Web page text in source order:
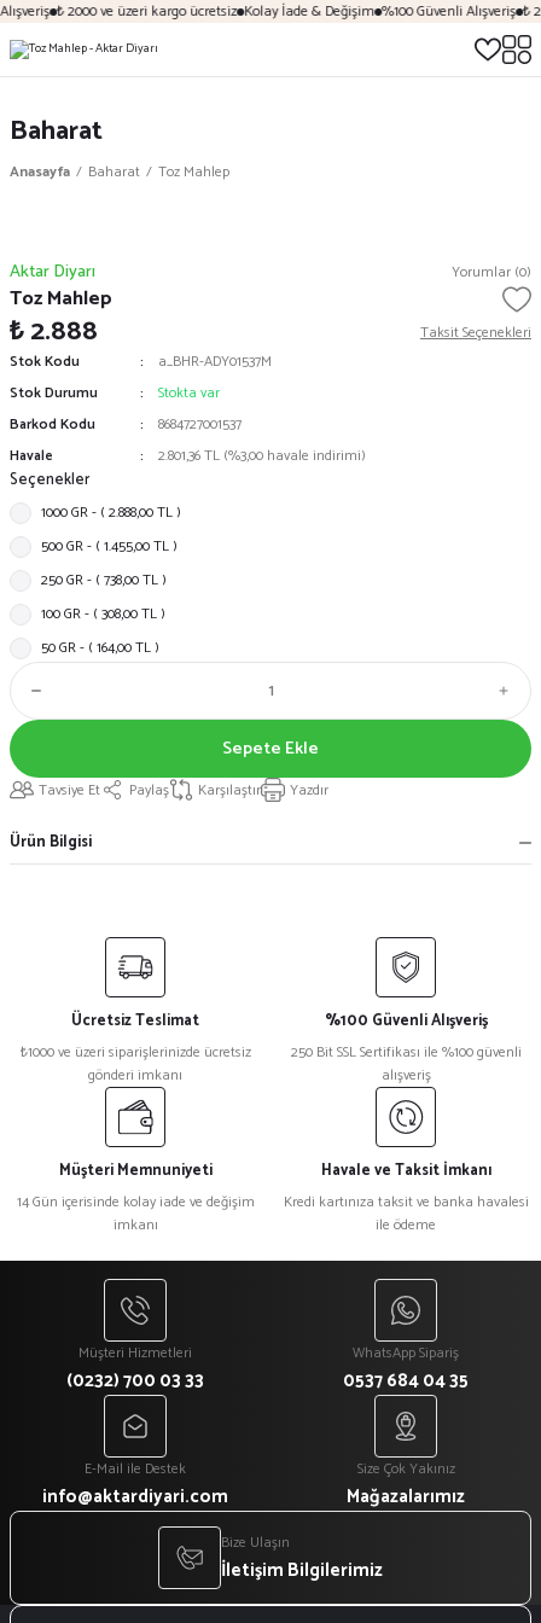
₺ 2000 ve üzeri kargo ücretsiz Kolay İade & Değişim %100 Güvenli Alışveriş ₺
Baharat
Anasayfa Baharat Toz Mahlep
Aktar Diyarı Yorumlar (0)
Toz Mahlep
₺ 2.888
Taksit Seçenekleri
Stok Kodu
a_BHR-ADY01537M
Stok Durumu
Stokta var
Barkod Kodu
8684727001537
Havale
2.801,36 TL (%3,00 havale indirimi)
Seçenekler
1000 GR - ( 2.888,00 TL )
500 GR - ( 1.455,00 TL )
250 GR - ( 738,00 TL )
100 GR - ( 308,00 TL )
50 GR - ( 164,00 TL )
Sepete Ekle
Tavsiye Et Paylaş Karşılaştır Yazdır
Ürün Bilgisi
Ücretsiz Teslimat
₺1000 ve üzeri siparişlerinizde ücretsiz
gönderi imkanı
%100 Güvenli Alışveriş
250 Bit SSL Sertifikası ile %100 güvenli
alışveriş
Müşteri Memnuniyeti
14 Gün içerisinde kolay iade ve değişim
imkanı
Havale ve Taksit İmkanı
Kredi kartınıza taksit ve banka havalesi
ile ödeme
Müşteri Hizmetleri
(0232) 700 03 33
WhatsApp Sipariş
0537 684 04 35
E-Mail ile Destek
info@aktardiyari.com
Size Çok Yakınız
Mağazalarımız
Bize Ulaşın
İletişim Bilgilerimiz